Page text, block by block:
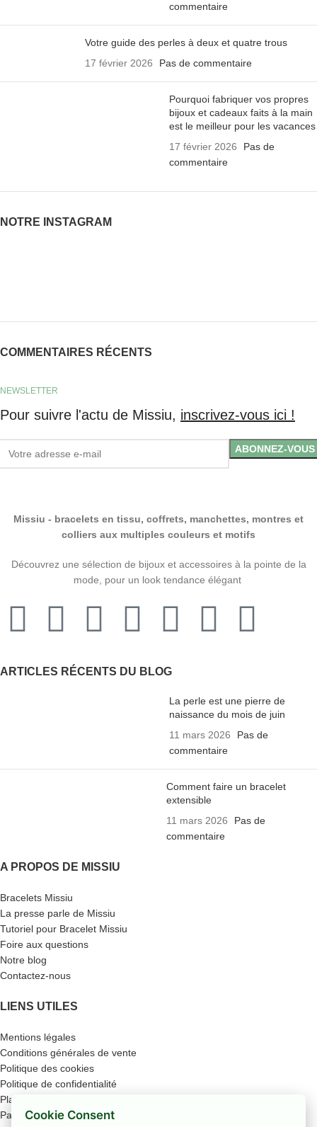
commentaire
Votre guide des perles à deux et quatre trous
17 février 2026
Pas de commentaire
Pourquoi fabriquer vos propres
bijoux et cadeaux faits à la main
est le meilleur pour les vacances
17 février 2026
Pas de
commentaire
NOTRE INSTAGRAM
COMMENTAIRES RÉCENTS
NEWSLETTER
Pour suivre l'actu de Missiu, inscrivez-vous ici !
Missiu - bracelets en tissu, coffrets, manchettes, montres et
colliers aux multiples couleurs et motifs
Découvrez une sélection de bijoux et accessoires à la pointe de la
mode, pour un look tendance élégant
ARTICLES RÉCENTS DU BLOG
La perle est une pierre de
naissance du mois de juin
11 mars 2026
Pas de
commentaire
Comment faire un bracelet
extensible
11 mars 2026
Pas de
commentaire
A PROPOS DE MISSIU
Bracelets Missiu
La presse parle de Missiu
Tutoriel pour Bracelet Missiu
Foire aux questions
Notre blog
Contactez-nous
LIENS UTILES
Mentions légales
Conditions générales de vente
Politique des cookies
Politique de confidentialité
Plan du site
Paiement sécurisé
Cookie Consent